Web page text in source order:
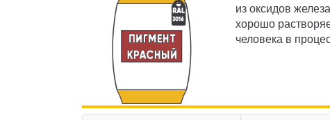
из оксидов
хорошо
человека в